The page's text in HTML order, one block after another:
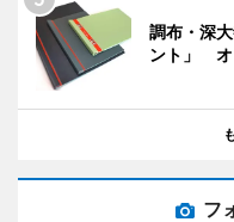
調布・深
ント」 オ
フ